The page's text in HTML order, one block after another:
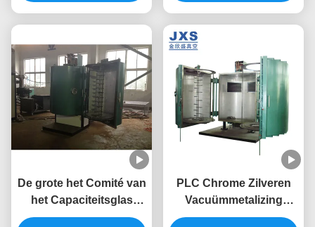
De grote het Comité van
het Capaciteitsglas
Machine van de
PLC Chrome Zilveren
Vacuümmetalizing
Systeem met de Pomp